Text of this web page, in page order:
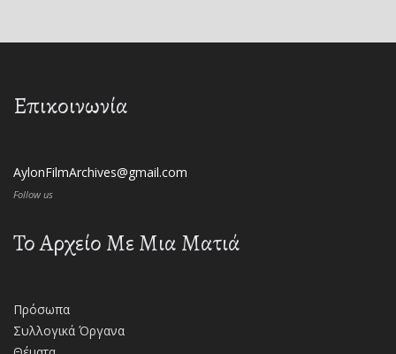
Επικοινωνία
AylonFilmArchives@gmail.com
Follow us
Το Αρχείο Με Μια Ματιά
Πρόσωπα
Συλλογικά Όργανα